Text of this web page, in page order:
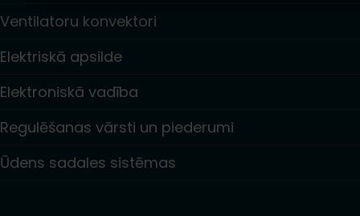
Ventilatoru konvektori
Elektriskā apsilde
Elektroniskā vadība
Regulēšanas vārsti un piederumi
Ūdens sadales sistēmas